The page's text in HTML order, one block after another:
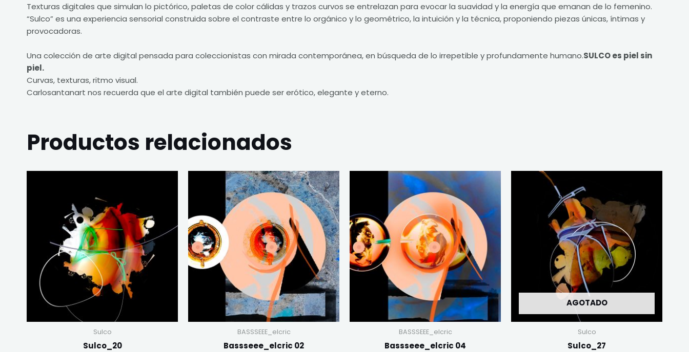
Texturas digitales que simulan lo pictórico, paletas de color cálidas y trazos curvos se entrelazan para evocar la suavidad y la energía que emanan de lo femenino.
“Sulco” es una experiencia sensorial construida sobre el contraste entre lo orgánico y lo geométrico, la intuición y la técnica, proponiendo piezas únicas, íntimas y
provocadoras.
Una colección de arte digital pensada para coleccionistas con mirada contemporánea, en búsqueda de lo irrepetible y profundamente humano.SULCO es piel sin
piel.
Curvas, texturas, ritmo visual.
Carlosantanart nos recuerda que el arte digital también puede ser erótico, elegante y eterno.
Productos relacionados
Sulco
Sulco_20
BASSSEEE_elcric
Bassseee_elcric 02
BASSSEEE_elcric
Bassseee_elcric 04
AGOTADO
Sulco
Sulco_27